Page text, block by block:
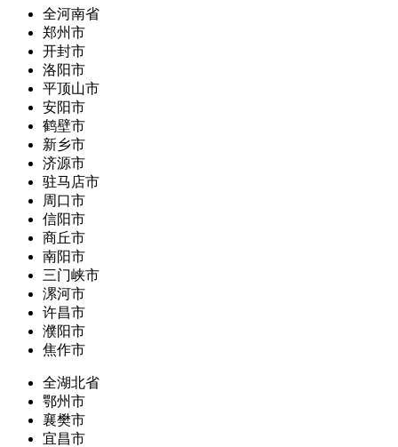
全河南省
郑州市
开封市
洛阳市
平顶山市
安阳市
鹤壁市
新乡市
济源市
驻马店市
周口市
信阳市
商丘市
南阳市
三门峡市
漯河市
许昌市
濮阳市
焦作市
全湖北省
鄂州市
襄樊市
宜昌市